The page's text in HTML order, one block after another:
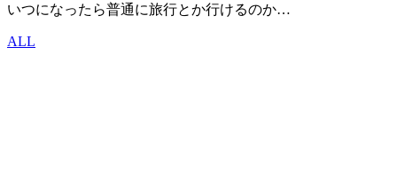
いつになったら普通に旅行とか行けるのか…
ALL